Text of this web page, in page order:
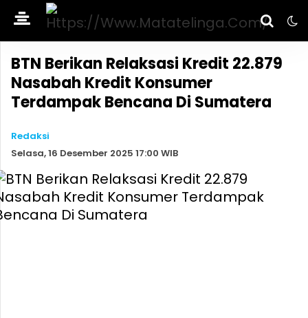
BTN Berikan Relaksasi Kredit 22.879
Nasabah Kredit Konsumer
Terdampak Bencana Di Sumatera
Redaksi
Selasa, 16 Desember 2025 17:00 WIB